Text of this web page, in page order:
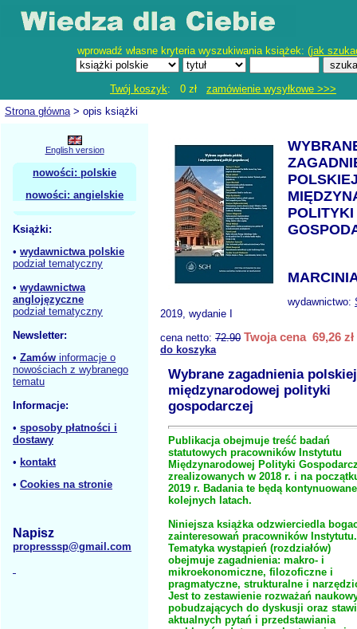
wprowadź własne kryteria wyszukiwania książek: (jak
Twój koszyk: 0 zł zamówienie wysyłkowe >>>
Strona główna> opis książki
English version
nowości: polskie
nowości: angielskie
Książki:
• wydawnictwa polskie
podział tematyczny
• wydawnictwa
anglojęzyczne
podział tematyczny
Newsletter:
• Zamów informacje o
nowościach z wybranego
tematu
Informacje:
• sposoby płatności i
dostawy
• kontakt
• Cookies na stronie
Napisz
propresssp@gmail.com
POLITYKI
wydawnictwo:
2019, wydanie I
cena netto: 72.90 Twoja cena 69,26 zł
do koszyka
Wybrane zagadnienia
międzynarodowej polityki
gospodarczej
Publikacja obejmuje treść badań
statutowych pracowników Instytutu
Między­narodowej Polityki
zrealizowanych w 2018 r. i na
2019 r. Badania te będą
kolejnych latach.
Niniejsza książka odzwierciedla
zainteresowań pracowników Instytutu.
Tematyka wystąpień (rozdziałów)
obejmuje zagadnienia: makro- i
mikroekono­miczne, filozoficzne i
pragmatyczne, strukturalne i
Jest to zestawie­nie rozważań
pobudzających do dyskusji oraz
aktualnych pytań i przedstawiania